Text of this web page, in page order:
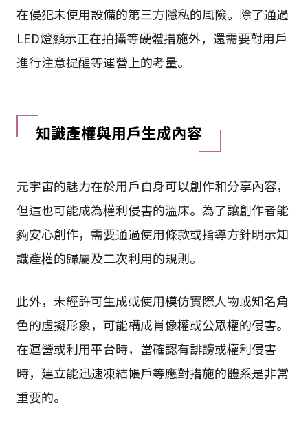
在侵犯未使用設備的第三方隱私的風險。除了通過
LED燈顯示正在拍攝等硬體措施外，還需要對用戶
進行注意提醒等運營上的考量。
知識產權與用戶生成內容
元宇宙的魅力在於用戶自身可以創作和分享內容，
但這也可能成為權利侵害的溫床。為了讓創作者能
夠安心創作，需要通過使用條款或指導方針明示知
識產權的歸屬及二次利用的規則。
此外，未經許可生成或使用模仿實際人物或知名角
色的虛擬形象，可能構成肖像權或公眾權的侵害。
在運營或利用平台時，當確認有誹謗或權利侵害
時，建立能迅速凍結帳戶等應對措施的體系是非常
重要的。